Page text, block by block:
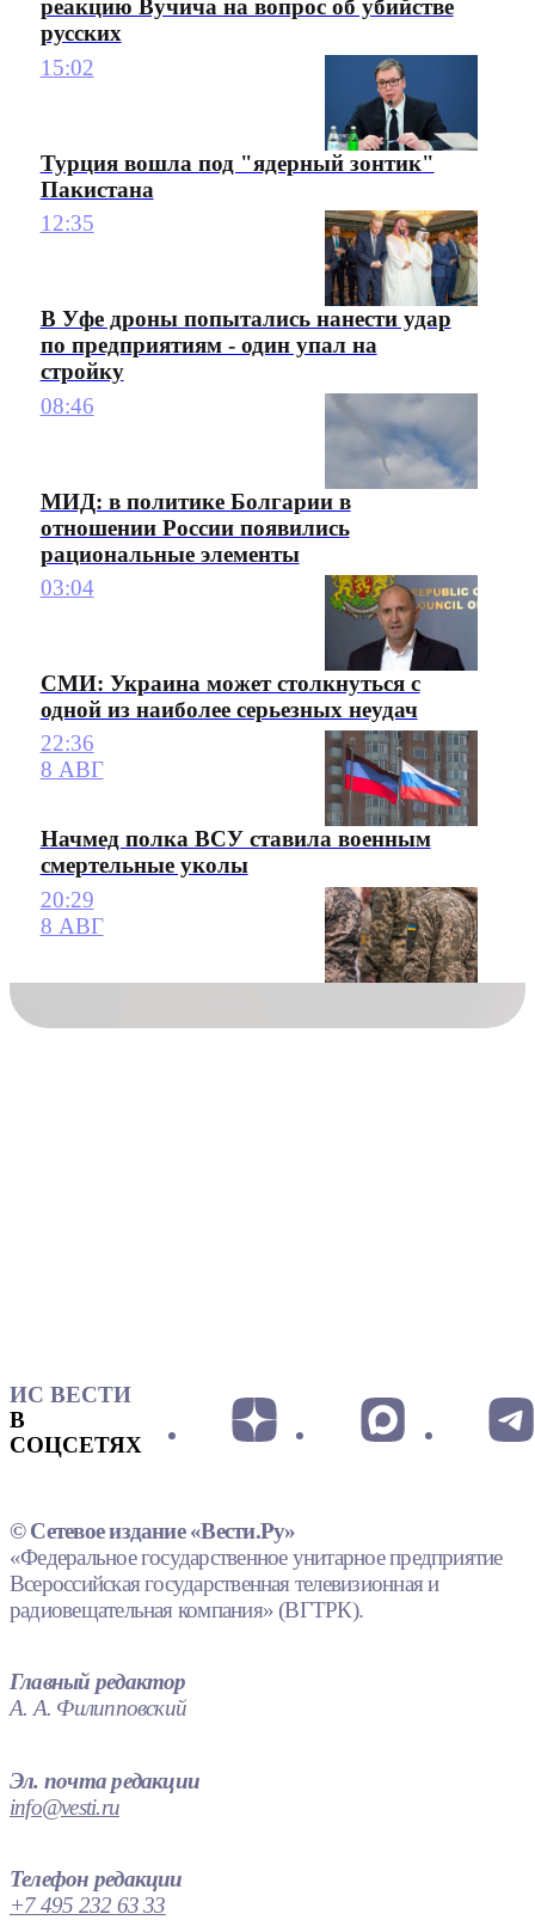
реакцию Вучича на вопрос об убийстве
русских
15:02
Турция вошла под "ядерный зонтик"
Пакистана
12:35
В Уфе дроны попытались нанести удар
по предприятиям - один упал на
стройку
08:46
МИД: в политике Болгарии в
отношении России появились
рациональные элементы
03:04
СМИ: Украина может столкнуться с
одной из наиболее серьезных неудач
22:36
8 АВГ
Начмед полка ВСУ ставила военным
смертельные уколы
20:29
8 АВГ
ИС ВЕСТИ
В
СОЦСЕТЯХ
© Сетевое издание «Вести.Ру»
«Федеральное государственное унитарное предприятие
Всероссийская государственная телевизионная и
радиовещательная компания» (ВГТРК).
Главный редактор
А. А. Филипповский
Эл. почта редакции
info@vesti.ru
Телефон редакции
+7 495 232 63 33